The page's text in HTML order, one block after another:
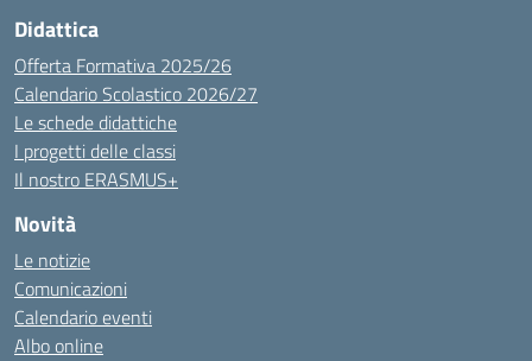
Didattica
Offerta Formativa 2025/26
Calendario Scolastico 2026/27
Le schede didattiche
I progetti delle classi
Il nostro ERASMUS+
Novità
Le notizie
Comunicazioni
Calendario eventi
Albo online